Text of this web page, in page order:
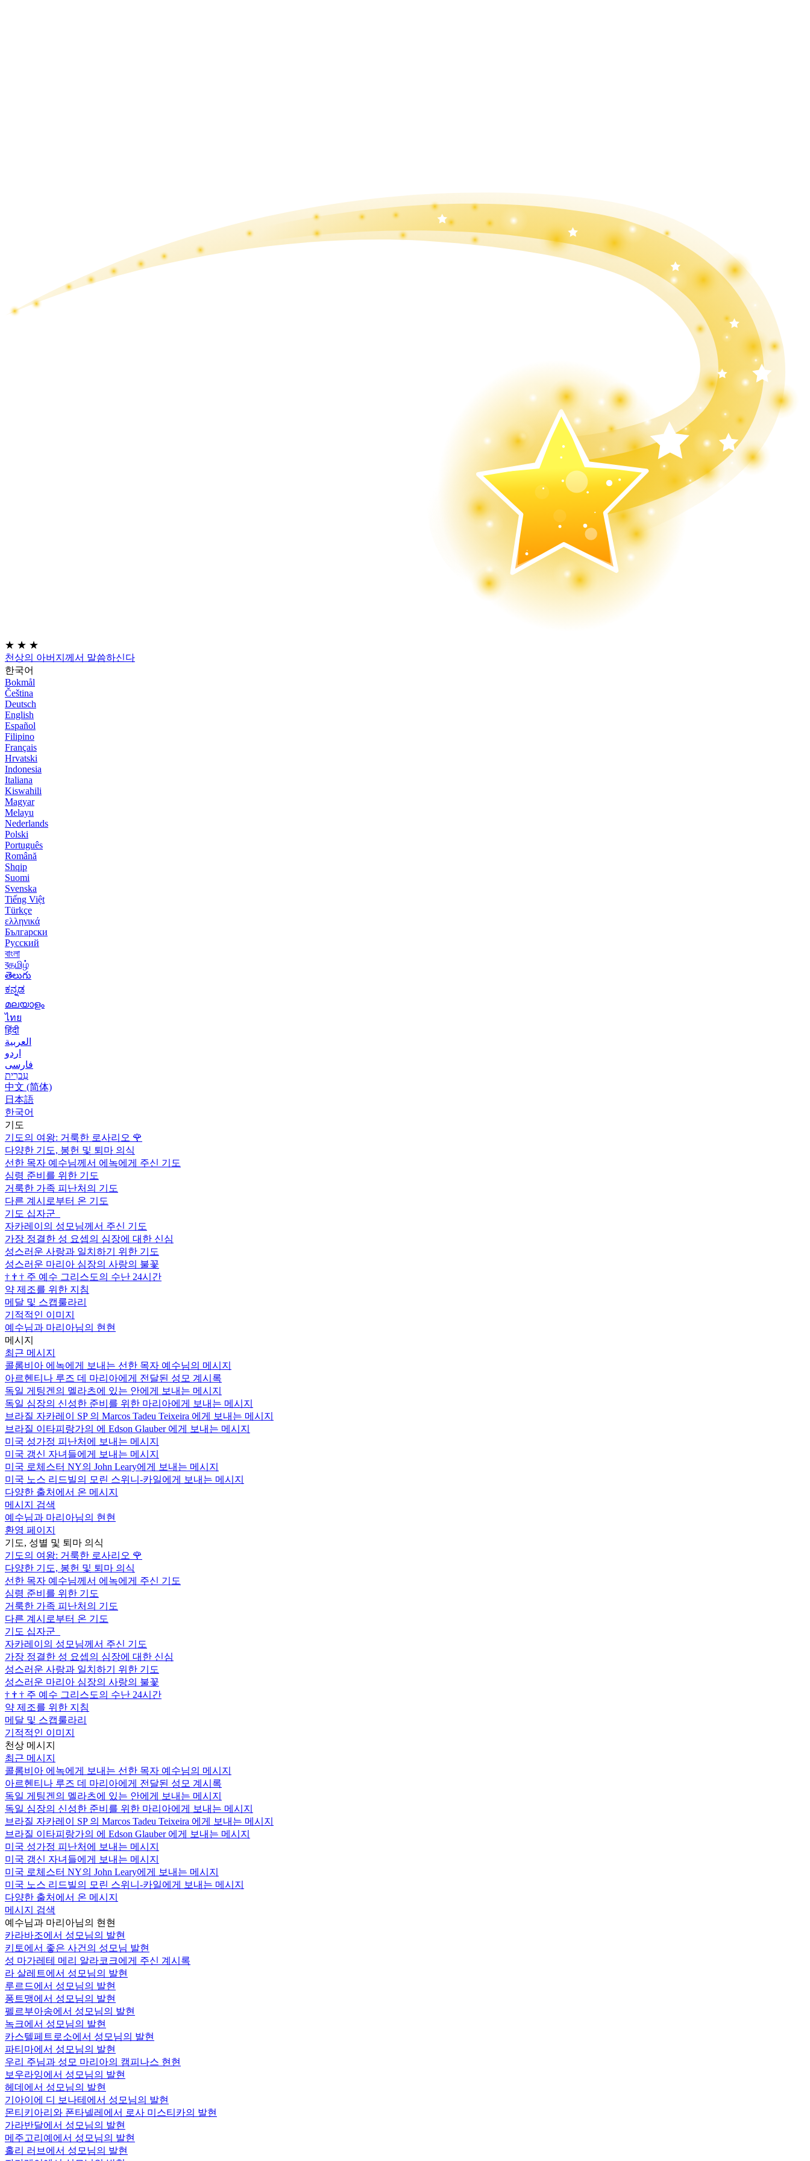
★ ★ ★
천상의 아버지께서 말씀하신다
한국어
Bokmål
Čeština
Deutsch
English
Español
Filipino
Français
Hrvatski
Indonesia
Italiana
Kiswahili
Magyar
Melayu
Nederlands
Polski
Português
Română
Shqip
Suomi
Svenska
Tiếng Việt
Türkçe
ελληνικά
Български
Русский
বাংলা
বதமிழ்
తెలుగు
ಕನ್ನಡ
മലയാളം
ไทย
हिंदी
العربية
اردو
فارسی
עִברִית
中文 (简体)
日本語
한국어
기도
기도의 여왕: 거룩한 로사리오 🌹
다양한 기도, 봉헌 및 퇴마 의식
선한 목자 예수님께서 에녹에게 주신 기도
심령 준비를 위한 기도
거룩한 가족 피난처의 기도
다른 계시로부터 온 기도
기도 십자군
자카레이의 성모님께서 주신 기도
가장 정결한 성 요셉의 심장에 대한 신심
성스러운 사랑과 일치하기 위한 기도
성스러운 마리아 심장의 사랑의 불꽃
† † † 주 예수 그리스도의 수난 24시간
약 제조를 위한 지침
메달 및 스캡룰라리
기적적인 이미지
예수님과 마리아님의 현현
메시지
최근 메시지
콜롬비아 에녹에게 보내는 선한 목자 예수님의 메시지
아르헨티나 루즈 데 마리아에게 전달된 성모 계시록
독일 게팅겐의 멜라츠에 있는 안에게 보내는 메시지
독일 심장의 신성한 준비를 위한 마리아에게 보내는 메시지
브라질 자카레이 SP 의 Marcos Tadeu Teixeira 에게 보내는 메시지
브라질 이타피랑가의 에 Edson Glauber 에게 보내는 메시지
미국 성가정 피난처에 보내는 메시지
미국 갱신 자녀들에게 보내는 메시지
미국 로체스터 NY의 John Leary에게 보내는 메시지
미국 노스 리드빌의 모린 스위니-카일에게 보내는 메시지
다양한 출처에서 온 메시지
메시지 검색
예수님과 마리아님의 현현
환영 페이지
기도, 성별 및 퇴마 의식
기도의 여왕: 거룩한 로사리오 🌹
다양한 기도, 봉헌 및 퇴마 의식
선한 목자 예수님께서 에녹에게 주신 기도
심령 준비를 위한 기도
거룩한 가족 피난처의 기도
다른 계시로부터 온 기도
기도 십자군
자카레이의 성모님께서 주신 기도
가장 정결한 성 요셉의 심장에 대한 신심
성스러운 사랑과 일치하기 위한 기도
성스러운 마리아 심장의 사랑의 불꽃
† † † 주 예수 그리스도의 수난 24시간
약 제조를 위한 지침
메달 및 스캡룰라리
기적적인 이미지
천상 메시지
최근 메시지
콜롬비아 에녹에게 보내는 선한 목자 예수님의 메시지
아르헨티나 루즈 데 마리아에게 전달된 성모 계시록
독일 게팅겐의 멜라츠에 있는 안에게 보내는 메시지
독일 심장의 신성한 준비를 위한 마리아에게 보내는 메시지
브라질 자카레이 SP 의 Marcos Tadeu Teixeira 에게 보내는 메시지
브라질 이타피랑가의 에 Edson Glauber 에게 보내는 메시지
미국 성가정 피난처에 보내는 메시지
미국 갱신 자녀들에게 보내는 메시지
미국 로체스터 NY의 John Leary에게 보내는 메시지
미국 노스 리드빌의 모린 스위니-카일에게 보내는 메시지
다양한 출처에서 온 메시지
메시지 검색
예수님과 마리아님의 현현
카라바조에서 성모님의 발현
키토에서 좋은 사건의 성모님 발현
성 마가레테 메리 알라코크에게 주신 계시록
라 살레트에서 성모님의 발현
루르드에서 성모님의 발현
퐁트맹에서 성모님의 발현
펠르부아송에서 성모님의 발현
녹크에서 성모님의 발현
카스텔페트로소에서 성모님의 발현
파티마에서 성모님의 발현
우리 주님과 성모 마리아의 캠피나스 현현
보우라잉에서 성모님의 발현
헤데에서 성모님의 발현
기아이에 디 보나테에서 성모님의 발현
몬티키아리와 폰타넬레에서 로사 미스티카의 발현
가라반달에서 성모님의 발현
메주고리예에서 성모님의 발현
홀리 러브에서 성모님의 발현